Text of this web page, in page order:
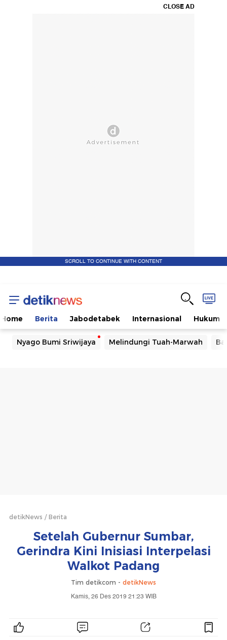
CLOSE AD
SCROLL TO CONTINUE WITH CONTENT
Home Berita Jabodetabek Internasional Hukum
Nyago Bumi Sriwijaya Melindungi Tuah-Marwah
detikNews Berita
Setelah Gubernur Sumbar,
Gerindra Kini Inisiasi Interpelasi
Walkot Padang
Tim detikcom - detikNews
Kamis, 26 Des 2019 21:23 WIB